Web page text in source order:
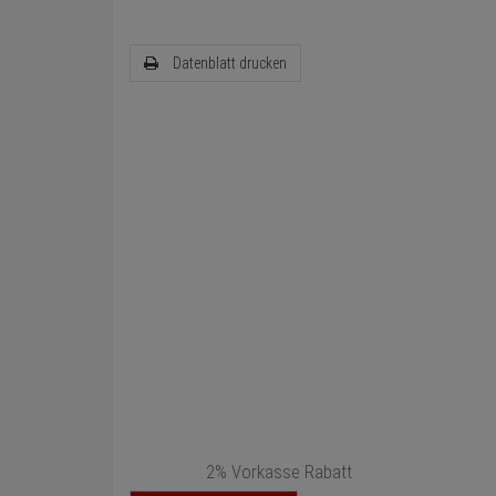
Datenblatt drucken
2% Vorkasse Rabatt